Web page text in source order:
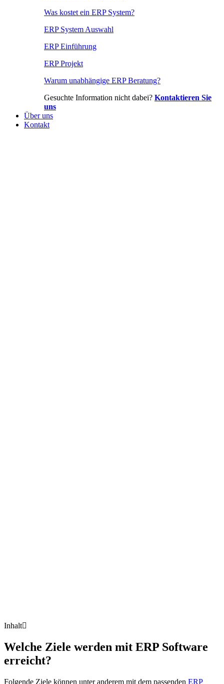
Was kostet ein ERP System?
ERP System Auswahl
ERP Einführung
ERP Projekt
Warum unabhängige ERP Beratung?
Gesuchte Information nicht dabei? Kontaktieren Sie
uns
Über uns
Kontakt
Inhalt
Welche Ziele werden mit ERP Software
erreicht?
Folgende Ziele können unter anderem mit dem passenden ERP